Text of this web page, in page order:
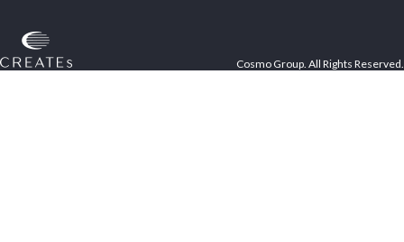
Cosmo Group. All Rights Reserved.